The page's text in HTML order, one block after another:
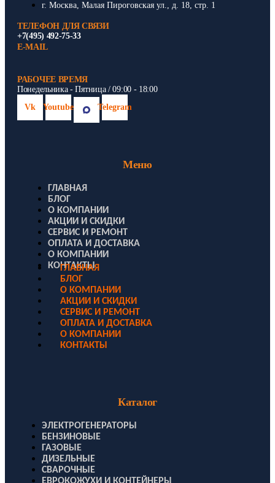
г. Москва, Малая Пироговская ул., д. 18, стр. 1
ТЕЛЕФОН ДЛЯ СВЯЗИ
+7(495) 492-75-33
E-MAIL
РАБОЧЕЕ ВРЕМЯ
Понедельника - Пятница / 09:00 - 18:00
Vk
Youtube Telegram
Меню
ГЛАВНАЯ
БЛОГ
О КОМПАНИИ
АКЦИИ И СКИДКИ
СЕРВИС И РЕМОНТ
ОПЛАТА И ДОСТАВКА
О КОМПАНИИ
КОНТАКТЫ
ГЛАВНАЯ
БЛОГ
О КОМПАНИИ
АКЦИИ И СКИДКИ
СЕРВИС И РЕМОНТ
ОПЛАТА И ДОСТАВКА
О КОМПАНИИ
КОНТАКТЫ
Каталог
ЭЛЕКТРОГЕНЕРАТОРЫ
БЕНЗИНОВЫЕ
ГАЗОВЫЕ
ДИЗЕЛЬНЫЕ
СВАРОЧНЫЕ